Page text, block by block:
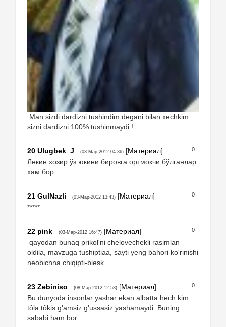
Man sizdi dardizni tushindim degani bilan xechkim
sizni dardizni 100% tushinmaydi !
0
20 Ulugbek_J (03-Мар-2012 04:36) [Материал]
Лекин хозир ўз юкини бировга ортмокчи бўлганлар
хам бор.
0
21 GulNazli (03-Мар-2012 13:43) [Материал]
*****
0
22 pink (03-Мар-2012 16:47) [Материал]
qayodan bunaq prikol'ni chelovechekli rasimlan
oldila, mavzuga tushiptiaa, sayti yeng bahori ko'rinishi
neobichna chiqipti-blesk
0
23 Zebiniso (08-Мар-2012 12:53) [Материал]
Bu dunyoda insonlar yashar ekan albatta hech kim
tôla tôkis g'amsiz g'ussasiz yashamaydi. Buning
sababi ham bor...